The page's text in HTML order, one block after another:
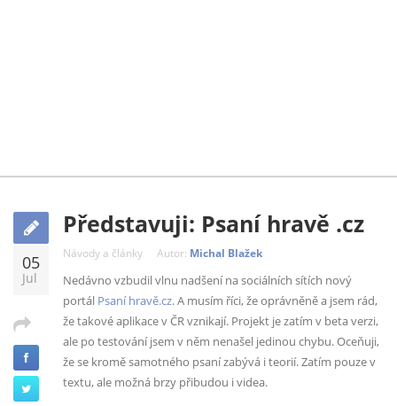
05
Jul
Představuji: Psaní hravě .cz
Návody a články Autor: Michal Blažek
Nedávno vzbudil vlnu nadšení na sociálních sítích nový
portál Psaní hravě.cz. A musím říci, že oprávněně a jsem rád,
že takové aplikace v ČR vznikají. Projekt je zatím v beta verzi,
ale po testování jsem v něm nenašel jedinou chybu. Oceňuji,
že se kromě samotného psaní zabývá i teorií. Zatím pouze v
textu, ale možná brzy přibudou i videa.